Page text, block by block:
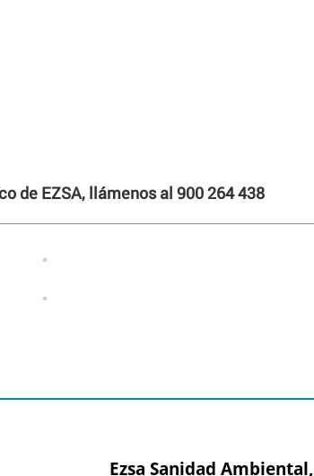
de EZSA, llámenos al 900 264 438
Ezsa Sanidad Ambiental,